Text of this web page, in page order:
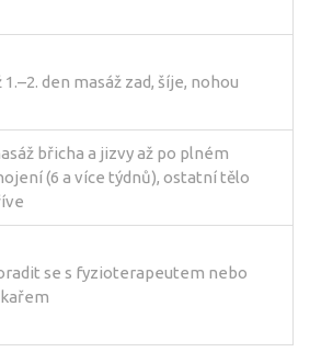
1.–2. den masáž zad, šíje, nohou
břicha a jizvy až po plném
(6 a více týdnů), ostatní tělo
se s fyzioterapeutem nebo